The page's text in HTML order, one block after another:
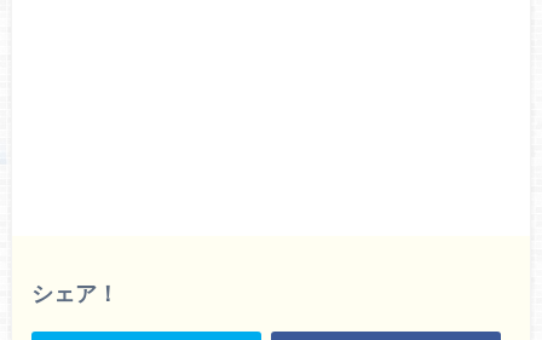
シェア！